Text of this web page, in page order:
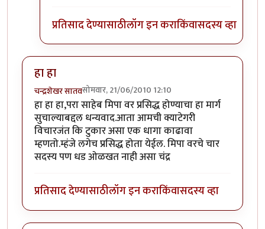
प्रतिसाद देण्यासाठीलॉग इन कराकिंवासदस्य व्हा
हा हा
चन्द्रशेखर सातवसोमवार, 21/06/2010 12:10
हा हा हा,परा साहेब मिपा वर प्रसिद्ध होण्याचा हा मार्ग
सुचाल्याबद्दल धन्यवाद.आता आमची क्याटेगरी
विचारजंत कि टुकार असा एक धागा काढावा
म्हणतो.म्हंजे लगेच प्रसिद्ध होता येईल. मिपा वरचे चार
सदस्य पण धड ओळखत नाही असा चंद्र
प्रतिसाद देण्यासाठीलॉग इन कराकिंवासदस्य व्हा